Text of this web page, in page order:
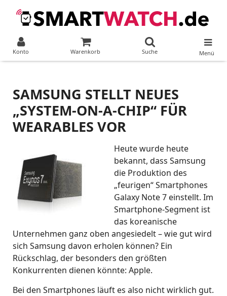
Konto Warenkorb Suche Menü
SAMSUNG STELLT NEUES
„SYSTEM-ON-A-CHIP“ FÜR
WEARABLES VOR
Heute wurde heute
bekannt, dass Samsung
die Produktion des
„feurigen“ Smartphones
Galaxy Note 7 einstellt. Im
Smartphone-Segment ist
das koreanische
Unternehmen ganz oben angesiedelt – wie gut wird
sich Samsung davon erholen können? Ein
Rückschlag, der besonders den größten
Konkurrenten dienen könnte: Apple.
Bei den Smartphones läuft es also nicht wirklich gut.